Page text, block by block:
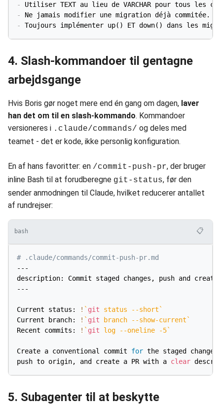
-
-
-
4. Slash-kommandoer til gentagne
arbejdsgange
Hvis Boris gør noget mere end én gang om dagen, laver
han det om til en slash-kommando. Kommandoer
versioneres i .claude/commands/ og deles med
teamet - det er kode, ikke personlig konfiguration.
En af hans favoritter: en /commit-push-pr, der bruger
inline Bash til at forudberegne git-status, før den
sender anmodningen til Claude, hvilket reducerer antallet
af rundrejser:
bash 📋
# .claude/commands/commit-push-pr.md
---
description: Commit staged changes, push and create
---
Current status: ! ` git status --short `
Current branch:
! ` git branch --show-current `
Recent commits:
! ` git log --oneline -5`
Create a conventional commit for the staged changes
push to origin, and create a PR with a clear
5. Subagenter til at beskytte